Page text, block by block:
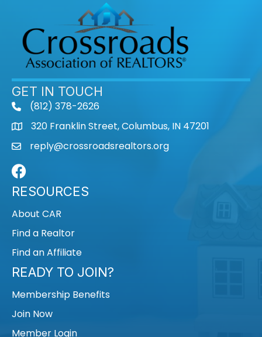
GET IN TOUCH
phone(812) 378-2626
map320 Franklin Street, Columbus, IN 47201
mail reply@crossroadsrealtors.org
Facebook
RESOURCES
About CAR
Find a Realtor
Find an Affiliate
READY TO JOIN?
Membership Benefits
Join Now
Member Login